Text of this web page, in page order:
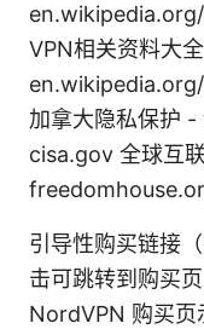
VPN相关资料大
加拿大隐私保护
cisa.gov 全球互
引导性购买链接
击可跳转到购买
NordVPN 购买页